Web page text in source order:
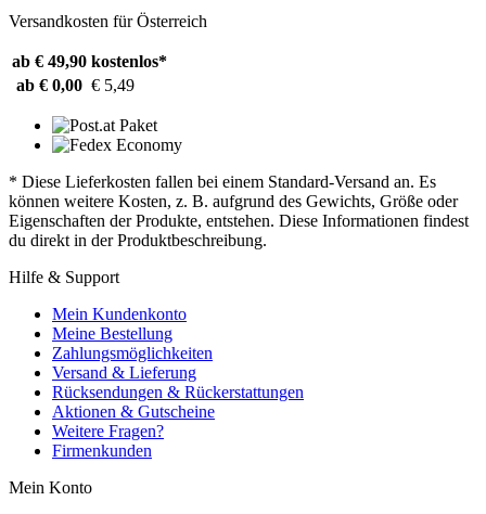
Versandkosten für Österreich
ab € 49,90 kostenlos*
ab € 0,00 € 5,49
* Diese Lieferkosten fallen bei einem Standard-Versand an. Es
können weitere Kosten, z. B. aufgrund des Gewichts, Größe oder
Eigenschaften der Produkte, entstehen. Diese Informationen findest
du direkt in der Produktbeschreibung.
Hilfe & Support
Mein Kundenkonto
Meine Bestellung
Zahlungsmöglichkeiten
Versand & Lieferung
Rücksendungen & Rückerstattungen
Aktionen & Gutscheine
Weitere Fragen?
Firmenkunden
Mein Konto